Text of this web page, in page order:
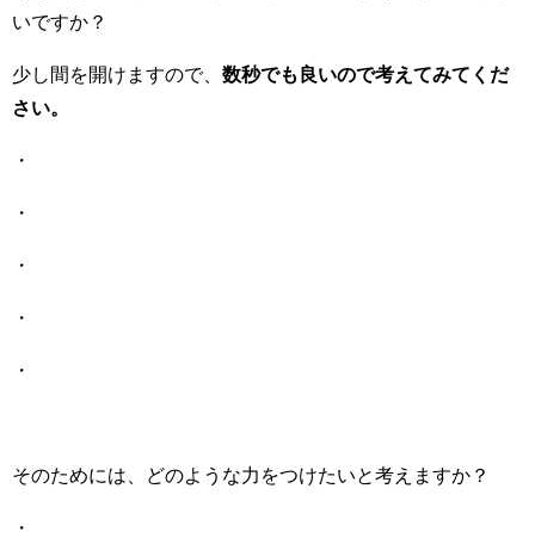
いですか？
少し間を開けますので、 数秒でも良いので考えてみてくだ
さい。
・
・
・
・
・
そのためには、どのような力をつけたいと考えますか？
・